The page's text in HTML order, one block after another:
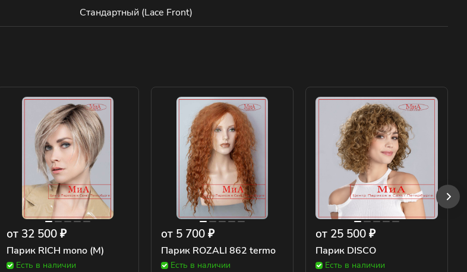
Стандартный (Lace Front)
от 32 500 ₽
Парик RICH mono (M)
Есть в наличии
от 5 700 ₽
Парик ROZALI 862 termo
Есть в наличии
от 25 500 ₽
Парик DISCO
Есть в наличии